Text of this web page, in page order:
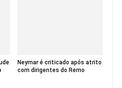
Neymar é criticado após atrito
com dirigentes do Remo